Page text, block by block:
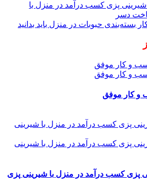
شیرینی پزی کسب درآمد در منزل با
دسر
بسته‌بندی حبوبات در منزل باید بدانید
و کار موفق
پزی کسب درآمد در منزل با شیرینی پزی